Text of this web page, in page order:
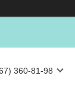
360-81-98